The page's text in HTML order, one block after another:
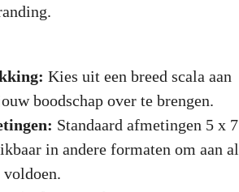
Kies uit een breed scala aan
boodschap over te brengen.
Standaard afmetingen 5 x 7
in andere formaten om aan al
voldoen.